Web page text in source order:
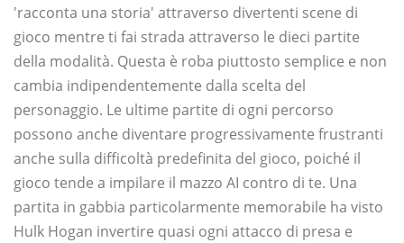
'racconta una storia' attraverso divertenti scene di
gioco mentre ti fai strada attraverso le dieci partite
della modalità. Questa è roba piuttosto semplice e non
cambia indipendentemente dalla scelta del
personaggio. Le ultime partite di ogni percorso
possono anche diventare progressivamente frustranti
anche sulla difficoltà predefinita del gioco, poiché il
gioco tende a impilare il mazzo AI contro di te. Una
partita in gabbia particolarmente memorabile ha visto
Hulk Hogan invertire quasi ogni attacco di presa e